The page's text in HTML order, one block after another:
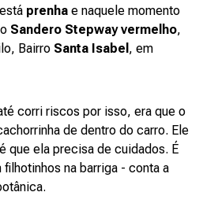
prenha e naquele momento
Sandero Stepway vermelho,
Bairro Santa Isabel , em
corri riscos por isso, era que o
de dentro do carro. Ele
que ela precisa de cuidados. É
na barriga - conta a